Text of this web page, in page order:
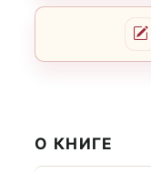
О КНИГЕ